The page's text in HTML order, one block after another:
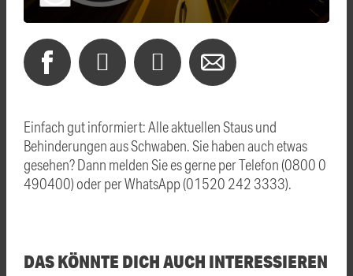
Einfach gut informiert: Alle aktuellen Staus und
Behinderungen aus Schwaben. Sie haben auch etwas
gesehen? Dann melden Sie es gerne per Telefon (0800 0
490400) oder per WhatsApp (01520 242 3333).
DAS KÖNNTE DICH AUCH INTERESSIEREN